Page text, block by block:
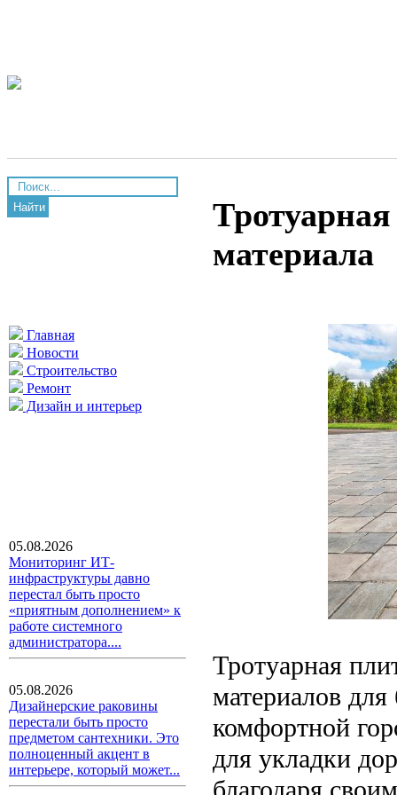
Найти
Главная
Новости
Строительство
Ремонт
Дизайн и интерьер
05.08.2026
Мониторинг ИТ-
инфраструктуры давно
перестал быть просто
«приятным дополнением» к
работе системного
администратора....
05.08.2026
Дизайнерские раковины
перестали быть просто
предметом сантехники. Это
полноценный акцент в
интерьере, который может...
материала
Тротуарная
материалов для
комфортной
для укладки